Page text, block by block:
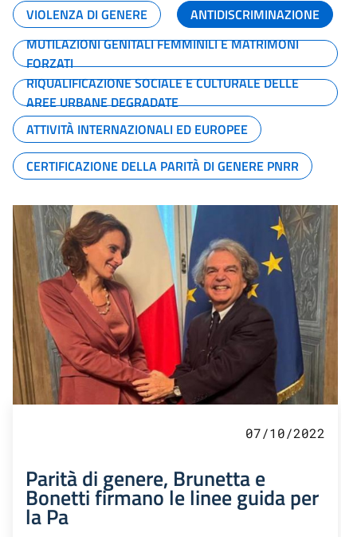
VIOLENZA DI GENERE
ANTIDISCRIMINAZIONE
MUTILAZIONI GENITALI FEMMINILI E MATRIMONI
FORZATI
RIQUALIFICAZIONE SOCIALE E CULTURALE DELLE
AREE URBANE DEGRADATE
ATTIVITÀ INTERNAZIONALI ED EUROPEE
CERTIFICAZIONE DELLA PARITÀ DI GENERE PNRR
07/10/2022
Parità di genere, Brunetta e
Bonetti firmano le linee guida per
la Pa